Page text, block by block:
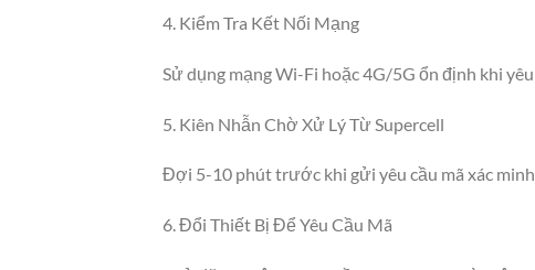
4. Kiểm Tra Kết Nối Mạng
Sử dụng mạng Wi-Fi hoặc 4G/5G ổn định khi yêu
5. Kiên Nhẫn Chờ Xử Lý Từ Supercell
Đợi 5-10 phút trước khi gửi yêu cầu mã xác
6. Đổi Thiết Bị Để Yêu Cầu Mã